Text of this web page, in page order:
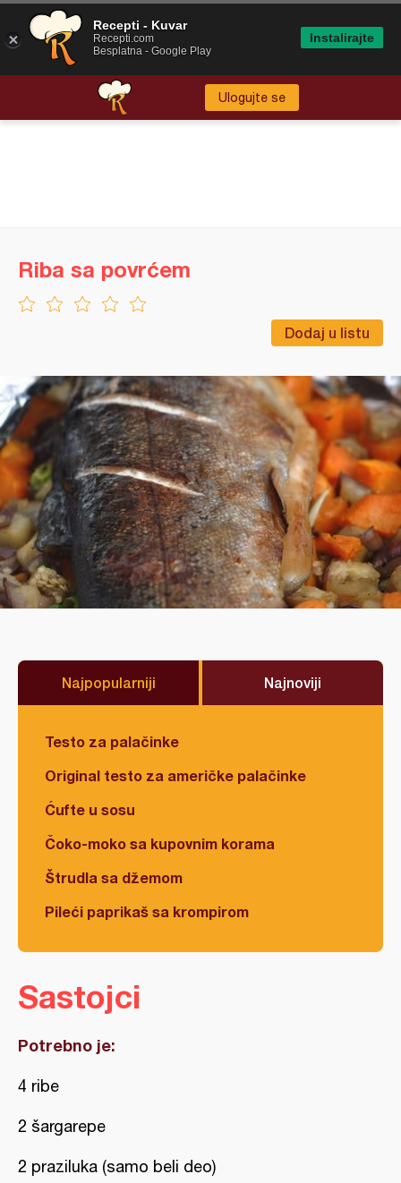
Ulogujte se
Dodaj u listu
Riba sa povrćem
Najpopularniji Najnoviji
Testo za palačinke
Original testo za američke palačinke
Ćufte u sosu
Čoko-moko sa kupovnim korama
Štrudla sa džemom
Pileći paprikaš sa krompirom
Sastojci
Potrebno je:
4 ribe
2 šargarepe
2 praziluka (samo beli deo)
Recepti - Kuvar
Recepti.com
Besplatna - Google Play
Instalirajte